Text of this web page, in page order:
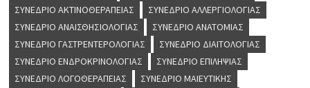
ΣΥΝΈΔΡΙΟ ΑΚΤΙΝΟΘΕΡΑΠΕΊΑΣ
ΣΥΝΈΔΡΙΟ ΑΛΛΕΡΓΙΟΛΟΓΊΑΣ
ΣΥΝΈΔΡΙΟ ΑΝΑΙΣΘΗΣΙΟΛΟΓΊΑΣ
ΣΥΝΈΔΡΙΟ ΑΝΑΤΟΜΊΑΣ
ΣΥΝΈΔΡΙΟ ΓΑΣΤΡΕΝΤΕΡΟΛΟΓΊΑΣ
ΣΥΝΈΔΡΙΟ ΔΙΑΙΤΟΛΟΓΊΑΣ
ΣΥΝΈΔΡΙΟ ΕΝΔΡΟΚΡΙΝΟΛΟΓΊΑΣ
ΣΥΝΈΔΡΙΟ ΕΠΙΛΗΨΊΑΣ
ΣΥΝΈΔΡΙΟ ΛΟΓΟΘΕΡΑΠΕΊΑΣ
ΣΥΝΈΔΡΙΟ ΜΑΙΕΥΤΙΚΉΣ